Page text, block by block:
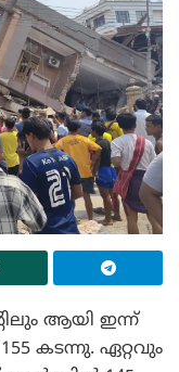
ആയി ഇന്ന്
കടന്നു. ഏറ്റവും